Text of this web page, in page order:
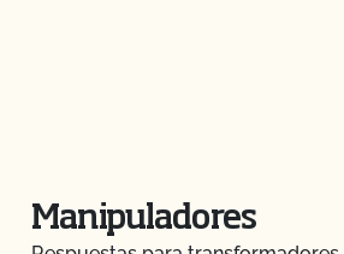
Manipuladores